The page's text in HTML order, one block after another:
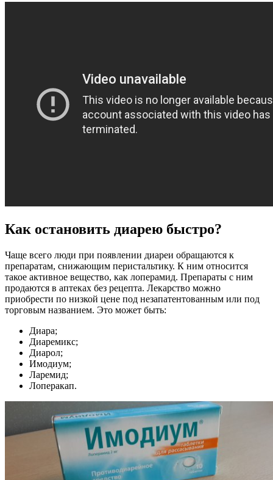
Как остановить диарею быстро?
Чаще всего люди при появлении диареи обращаются к
препаратам, снижающим перистальтику. К ним относится
такое активное вещество, как лоперамид. Препараты с ним
продаются в аптеках без рецепта. Лекарство можно
приобрести по низкой цене под незапатентованным или под
торговым названием. Это может быть:
Диара;
Диаремикс;
Диарол;
Имодиум;
Ларемид;
Лоперакап.